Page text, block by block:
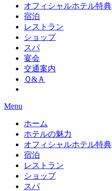
オフィシャルホテル特典
宿泊
レストラン
ショップ
スパ
宴会
交通案内
Ｑ&Ａ
Menu
ホーム
ホテルの魅力
オフィシャルホテル特典
宿泊
レストラン
ショップ
スパ